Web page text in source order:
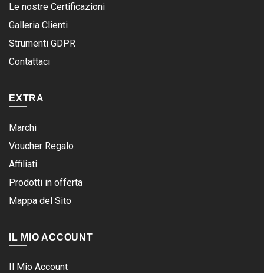
Le nostre Certificazioni
Galleria Clienti
Strumenti GDPR
Contattaci
EXTRA
Marchi
Voucher Regalo
Affiliati
Prodotti in offerta
Mappa del Sito
IL MIO ACCOUNT
Il Mio Account